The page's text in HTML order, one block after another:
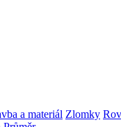
a materiál Zlomky